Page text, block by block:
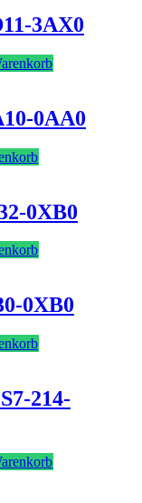
3AX0
0AA0
0XB0
0XB0
214-